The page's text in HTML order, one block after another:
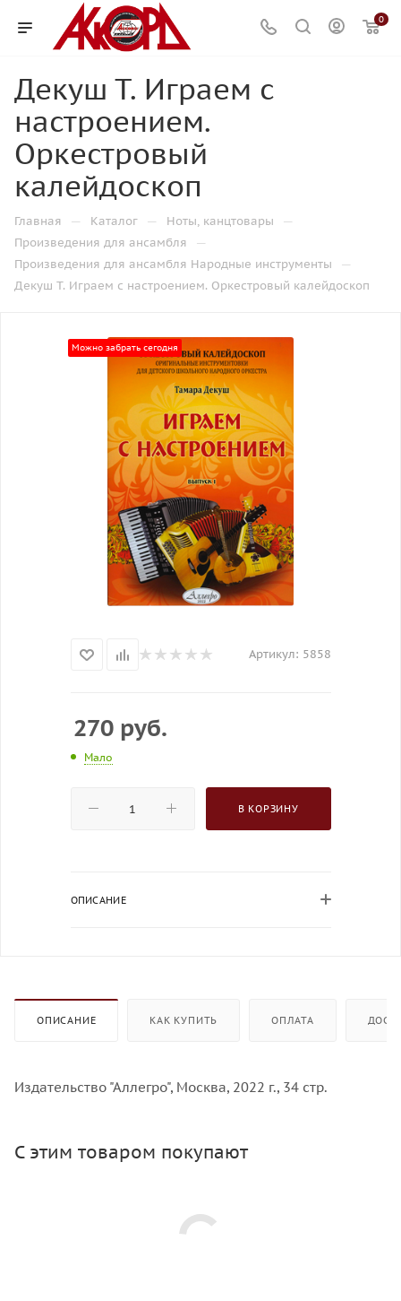
0
Декуш Т. Играем с
настроением.
Оркестровый
калейдоскоп
Главная — Каталог — Ноты, канцтовары —
Произведения для ансамбля —
Произведения для ансамбля Народные инструменты —
Декуш Т. Играем с настроением. Оркестровый калейдоскоп
Можно забрать сегодня
Артикул: 5858
270руб.
Мало
В КОРЗИНУ
ОПИСАНИЕ
ОПИСАНИЕ КАК КУПИТЬ ОПЛАТА
Издательство "Аллегро", Москва, 2022 г., 34 стр.
С этим товаром покупают